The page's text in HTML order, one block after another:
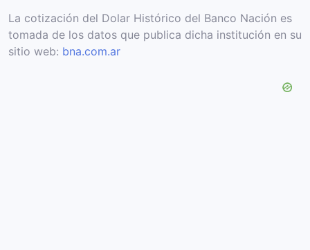
La cotización del Dolar Histórico del Banco Nación es
tomada de los datos que publica dicha institución en su
sitio web: bna.com.ar